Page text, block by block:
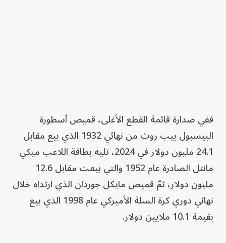
ففي صدارة قائمة القطع الأغلى، قميص أسطورة
البيسبول بيب روث من نهائي 1932 الذي بيع مقابل
24.1 مليون دولار في 2024، تليه بطاقة اللاعب ميكي
مانتل الصادرة عام 1952 والتي بيعت مقابل 12.6
مليون دولار، ثمّ قميص مايكل جوردان الذي ارتداه خلال
نهائي دوري كرة السلة الأميركي عام 1998 الذي بيع
بقيمة 10.1 ملايين دولار.